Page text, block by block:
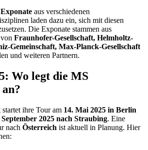
aus verschiedenen
laden dazu ein, sich mit diesen
Die Exponate stammen aus
Fraunhofer-Gesellschaft, Helmholtz-
Gemeinschaft, Max-Planck-Gesellschaft
und weiteren Partnern.
Wo legt die MS
ihre Tour am 14. Mai 2025 in Berlin
September 2025 nach Straubing. Eine
nach Österreich ist aktuell in Planung. Hier